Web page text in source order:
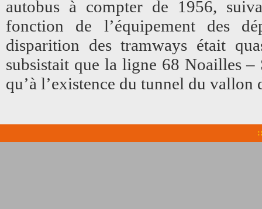
autobus à compter de 1956,
fonction de l’équipement des
disparition des tramways était
subsistait que la ligne 68 Noailles –
qu’à l’existence du tunnel du vallon